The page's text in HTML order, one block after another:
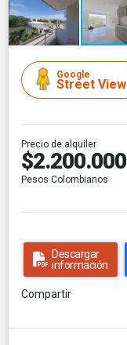
Google
Street View
Precio de alquiler
$2.200.000
Pesos Colombianos
Descargar
información
Compartir